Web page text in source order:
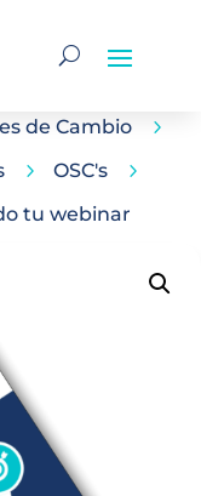
de Cambio 5
5 OSC's 5
tu webinar